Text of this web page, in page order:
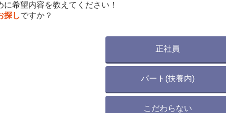
希望内容を教えてください！
探しですか？
正社員
パート(扶養内)
こだわらない